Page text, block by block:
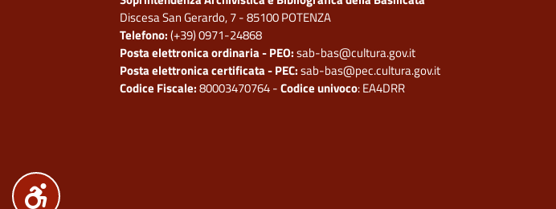
Discesa San Gerardo, 7 - 85100 POTENZA
Telefono:(+39) 0971-24868
Posta elettronica ordinaria - PEO:sab-bas@cultura.gov.it
Posta elettronica certificata - PEC:sab-bas@pec.cultura.gov.it
Codice Fiscale:80003470764 -Codice univoco:EA4DRR